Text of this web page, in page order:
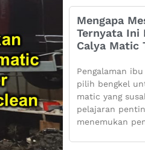
Mengapa
Ternyata Ini
Calya Matic
Pengalaman
pilih bengkel
matic yang
pelajaran
menemukan